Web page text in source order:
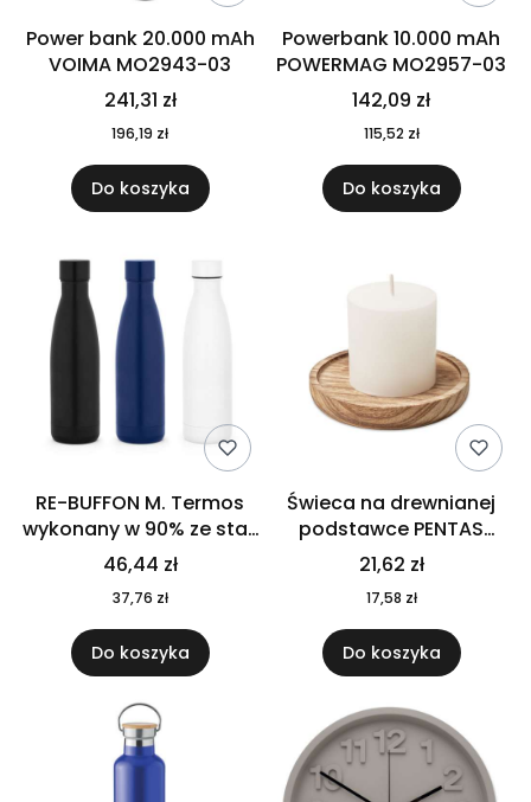
Power bank 20.000 mAh
VOIMA MO2943-03
241,31 zł
196,19 zł
Do koszyka
Powerbank 10.000 mAh
POWERMAG MO2957-03
142,09 zł
115,52 zł
Do koszyka
RE-BUFFON M. Termos
wykonany w 90% ze stali
nierdzewnej
pochodzącej z
recyklingu 520 ml 94294
46,44 zł
37,76 zł
Do koszyka
Świeca na drewnianej
podstawce PENTAS
MO6282-40
21,62 zł
17,58 zł
Do koszyka